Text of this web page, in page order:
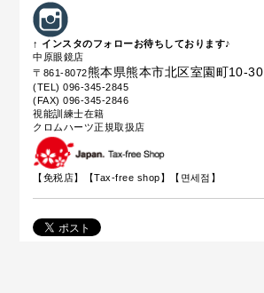
↑ インスタのフォローお待ちしております♪
中原眼鏡店
〒861-8072熊本県熊本市北区室園町10-30
(TEL) 096-345-2845
(FAX) 096-345-2846
視能訓練士在籍
クロムハーツ正規取扱店
【免税店】【Tax-free shop】【면세점】